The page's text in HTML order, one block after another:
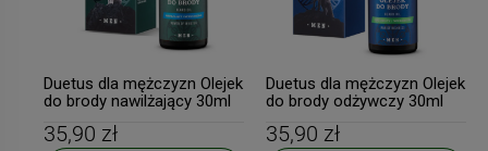
Duetus dla mężczyzn Olejek
do brody nawilżający 30ml
35,90 zł
Duetus dla mężczyzn Olejek
do brody odżywczy 30ml
35,90 zł